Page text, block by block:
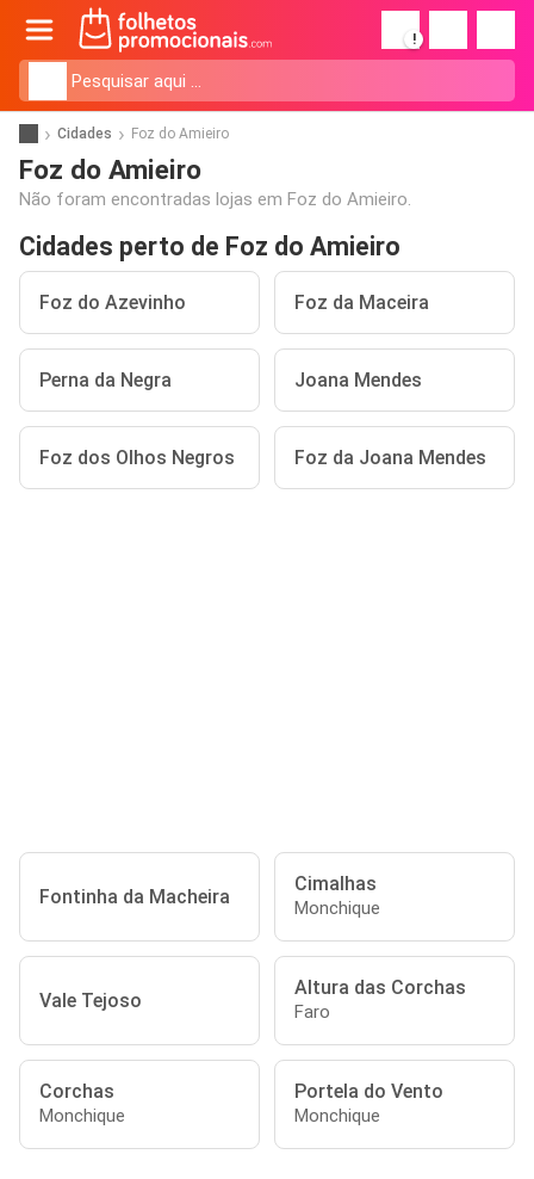
!
Cidades Foz do Amieiro
Foz do Amieiro
Não foram encontradas lojas em Foz do Amieiro.
Cidades perto de Foz do Amieiro
Foz do Azevinho Foz da Maceira
Perna da Negra Joana Mendes
Foz dos Olhos Negros Foz da Joana Mendes
Fontinha da Macheira
Cimalhas
Monchique
Vale Tejoso
Altura das Corchas
Faro
Corchas
Monchique
Portela do Vento
Monchique